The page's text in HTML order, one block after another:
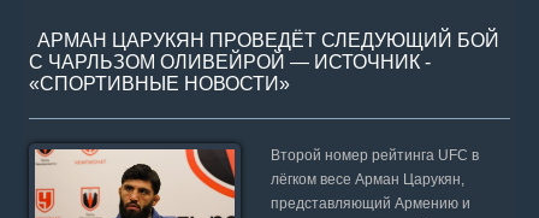
АРМАН ЦАРУКЯН ПРОВЕДЁТ СЛЕДУЮЩИЙ БОЙ
С ЧАРЛЬЗОМ ОЛИВЕЙРОЙ — ИСТОЧНИК -
«СПОРТИВНЫЕ НОВОСТИ»
Второй номер рейтинга UFC в
лёгком весе Арман Царукян,
представляющий Армению и